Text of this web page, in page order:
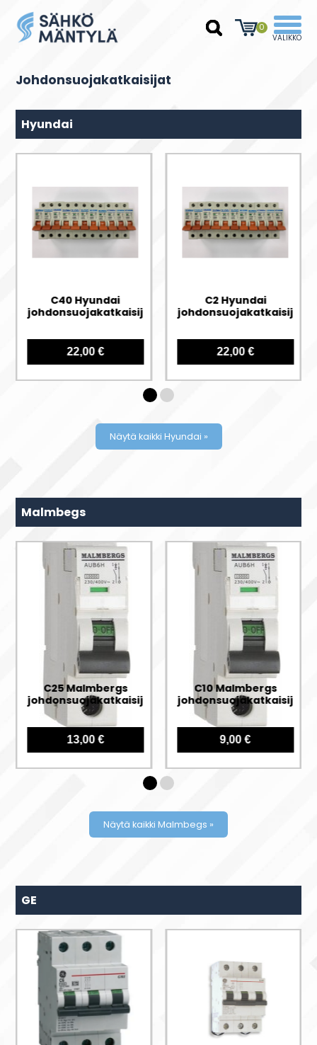
0
Johdonsuojakatkaisijat
Hyundai
C40 Hyundai
johdonsuojakatkaisija
22,00 €
C2 Hyundai
johdonsuojakatkaisija
22,00 €
Näytä kaikki Hyundai »
Malmbegs
C25 Malmbergs
johdonsuojakatkaisija
13,00 €
C10 Malmbergs
johdonsuojakatkaisija
9,00 €
Näytä kaikki Malmbegs »
GE